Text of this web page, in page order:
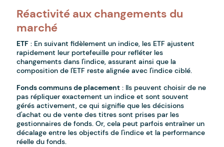
Réactivité aux changements du
marché
ETF : En suivant fidèlement un indice, les ETF ajustent
rapidement leur portefeuille pour refléter les
changements dans l'indice, assurant ainsi que la
composition de l'ETF reste alignée avec l'indice ciblé.
Fonds communs de placement : Ils peuvent choisir de ne
pas répliquer exactement un indice et sont souvent
gérés activement, ce qui signifie que les décisions
d'achat ou de vente des titres sont prises par les
gestionnaires de fonds. Or, cela peut parfois entraîner un
décalage entre les objectifs de l'indice et la performance
réelle du fonds.